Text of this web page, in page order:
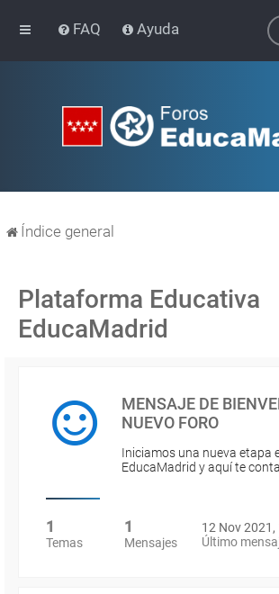
FAQ Ayuda
Índice general
Plataforma Educativa
EducaMadrid
MENSAJE DE
NUEVO FORO
Iniciamos una nueva etapa
EducaMadrid y aquí te
1
Temas
1
Mensajes
12 Nov 2021,
Último